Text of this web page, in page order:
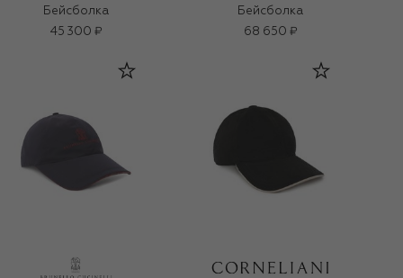
Бейсболка
45 300 ₽
Бейсболка
68 650 ₽